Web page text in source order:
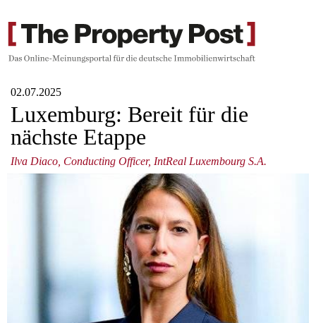
02.07.2025
Luxemburg: Bereit für die
nächste Etappe
Ilva Diaco, Conducting Officer, IntReal Luxembourg S.A.